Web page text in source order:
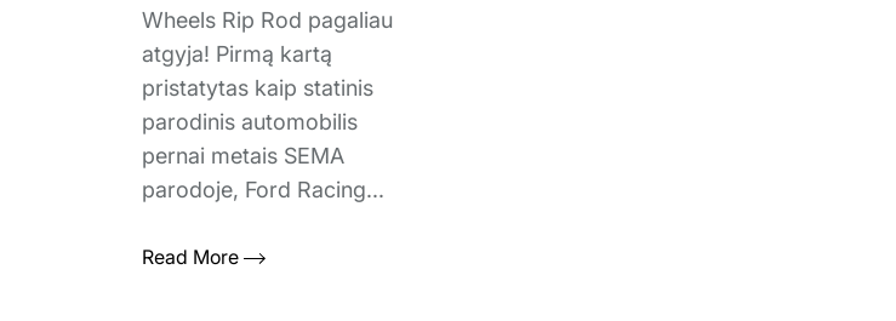
Wheels Rip Rod pagaliau
atgyja! Pirmą kartą
pristatytas kaip statinis
parodinis automobilis
pernai metais SEMA
parodoje, Ford Racing...
Read More